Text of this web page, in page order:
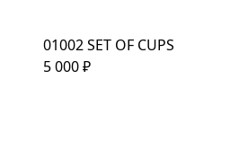
01002 SET OF CUPS
5 000₽